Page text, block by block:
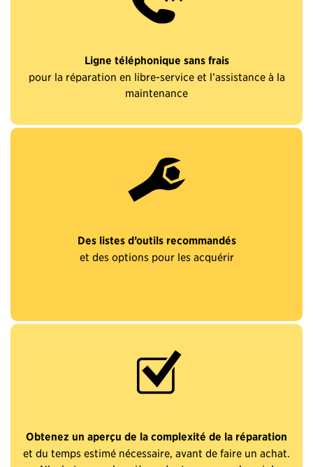
Ligne téléphonique sans frais
pour la réparation en libre-service et l’assistance à la
maintenance
Des listes d’outils recommandés
et des options pour les acquérir
Obtenez un aperçu de la complexité de la réparation
et du temps estimé nécessaire, avant de faire un achat.